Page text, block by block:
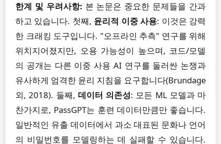
한계 및 우려사항: 본 논문은 중요한 문제들을 간과
하고 있습니다. 첫째, 윤리적 이중 사용: 이것은 강력
한 크래킹 도구입니다. "오프라인 추측" 연구를 위해
위치지어졌지만, 오용 가능성이 높으며, 코드/모델
의 공개는 다른 이중 사용 AI 연구를 둘러싼 논쟁과
유사하게 엄격한 윤리 지침을 요구합니다(Brundage
외, 2018). 둘째, 데이터 의존성: 모든 ML 모델과 마
찬가지로, PassGPT는 훈련 데이터만큼만 좋습니다.
일반적인 유출 데이터에서 과소 대표된 문화나 언어
의 비밀번호를 모델링하는 데 실패할 수 있습니다.